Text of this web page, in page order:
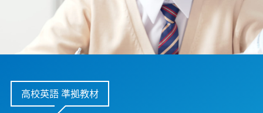
高校英語 準拠教材